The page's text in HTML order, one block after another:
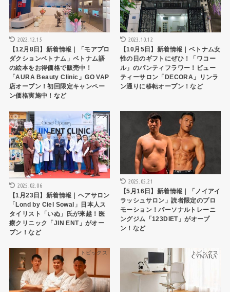
2022.12.15
【12月8日】新着情報｜「モアプロ
ダクションベトナム」ベトナム語
の絵本をお得価格で販売中！
「AURA Beauty Clinic」GO VAP
店オープン！初回限定キャンペー
ン価格実施中！など
2023.10.12
【10月5日】新着情報｜ベトナム女
性の日のギフトにぜひ！「ワコー
ル」のパンティフラワー！ビュー
ティーサロン「DECORA」リンラ
ン通りに移転オープン！など
トピックス
2025.02.06
【1月23日】新着情報｜ヘアサロン
「Lond by Ciel Sowal」日本人ス
タイリスト「いぬ」氏が来越！医
療クリニック「JIN ENT」がオー
プン！など
トピックス
2025.05.21
【5月16日】新着情報｜「ノイアイ
ラッシュサロン」読者限定のプロ
モーション！パーソナルトレーニ
ングジム「123DIET」がオープ
ン！など
トピックス トピックス